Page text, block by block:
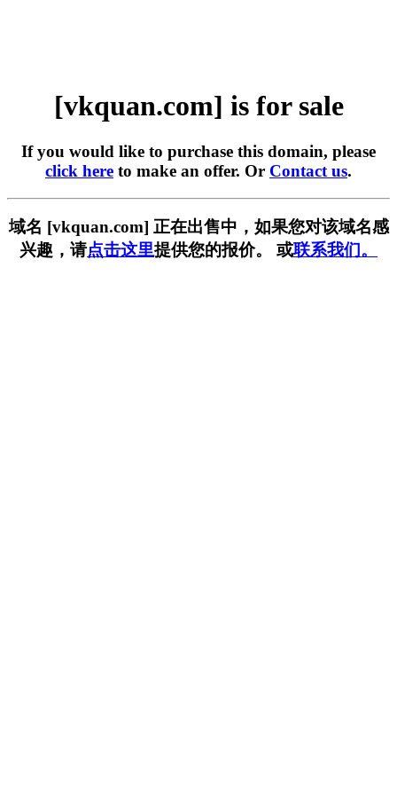
[vkquan.com] is for sale
If you would like to purchase this domain, please
click here to make an offer. Or Contact us.
域名 [vkquan.com] 正在出售中，如果您对该域名感
兴趣，请点击这里提供您的报价。 或联系我们。